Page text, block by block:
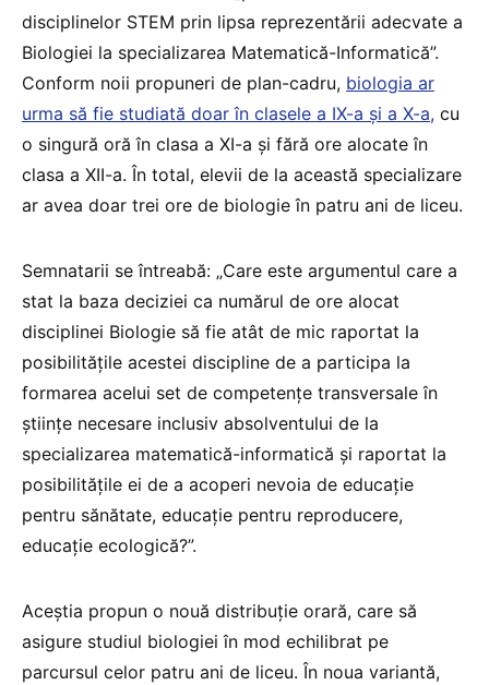
disciplinelor STEM prin lipsa reprezentării adecvate a
Biologiei la specializarea Matematică-Informatică”.
Conform noii propuneri de plan-cadru, biologia ar
urma să fie studiată doar în clasele a IX-a și a X-a, cu
o singură oră în clasa a XI-a și fără ore alocate în
clasa a XII-a. În total, elevii de la această specializare
ar avea doar trei ore de biologie în patru ani de liceu.
Semnatarii se întreabă: „Care este argumentul care a
stat la baza deciziei ca numărul de ore alocat
disciplinei Biologie să fie atât de mic raportat la
posibilitățile acestei discipline de a participa la
formarea acelui set de competențe transversale în
științe necesare inclusiv absolventului de la
specializarea matematică-informatică și raportat la
posibilitățile ei de a acoperi nevoia de educație
pentru sănătate, educație pentru reproducere,
educație ecologică?”.
Aceștia propun o nouă distribuție orară, care să
asigure studiul biologiei în mod echilibrat pe
parcursul celor patru ani de liceu. În noua variantă,